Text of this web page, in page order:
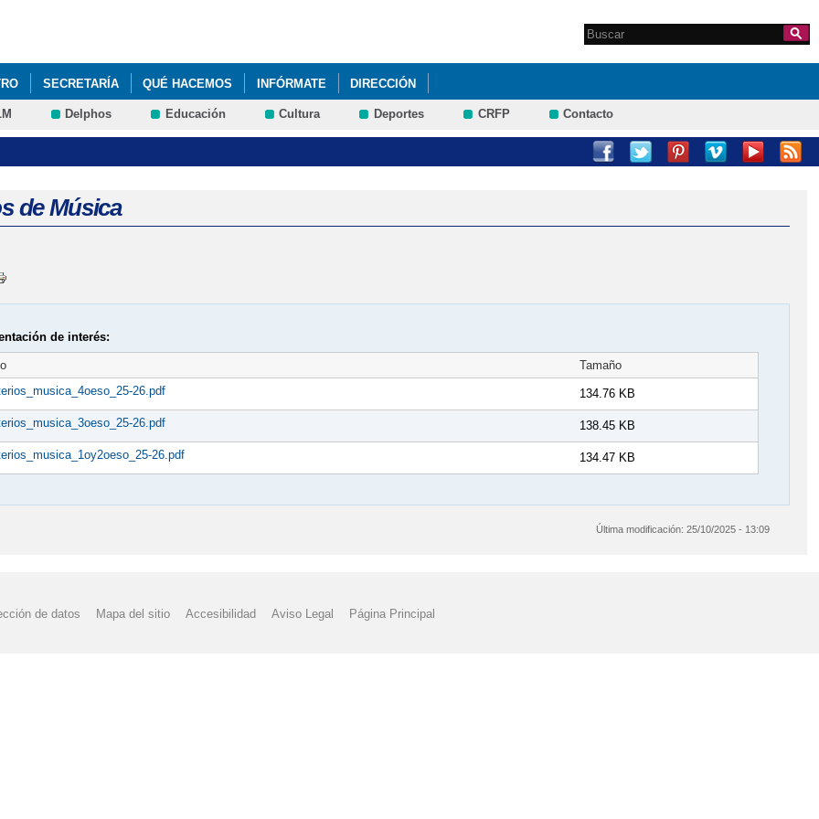
Formulario de
Search this site
SECRETARÍA QUÉ HACEMOS INFÓRMATE DIRECCIÓN
Delphos Educación Cultura Deportes CRFP Contacto
de Música
de interés:
Tamaño
26.pdf
134.76 KB
26.pdf 138.45 KB
26.pdf 134.47 KB
Última modificación:25/10/2025 - 13:09
de datos Mapa del sitio Accesibilidad Aviso Legal Página Principal